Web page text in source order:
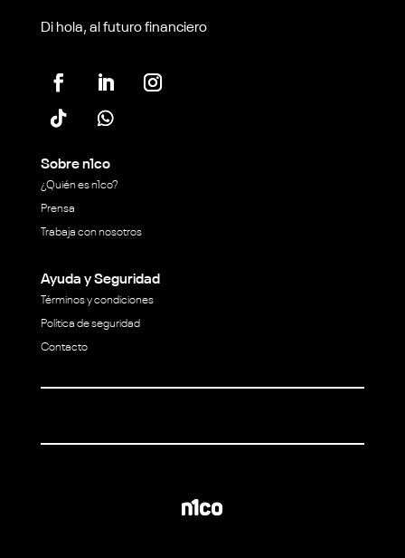
Di hola, al futuro financiero
Sobre n1co
¿Quién es n1co?
Prensa
Trabaja con nosotros
Ayuda y Seguridad
Términos y condiciones
Política de seguridad
Contacto